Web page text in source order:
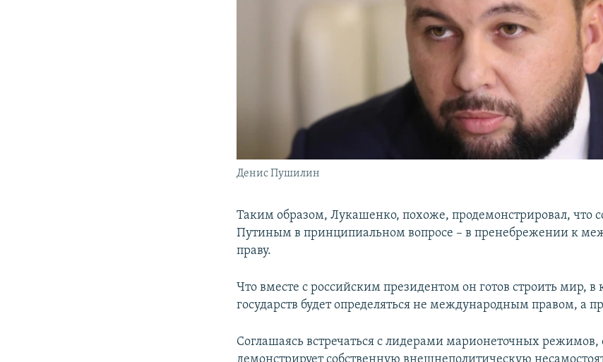
Денис Пушилин
Таким образом, Лукашенко, похоже, продемонстрировал, что
Путиным в принципиальном вопросе – в пренебрежении к
праву.
Что вместе с российским президентом он готов строить мир, в
государств будет определяться не международным правом, а
Соглашаясь встречаться с лидерами марионеточных режимов,